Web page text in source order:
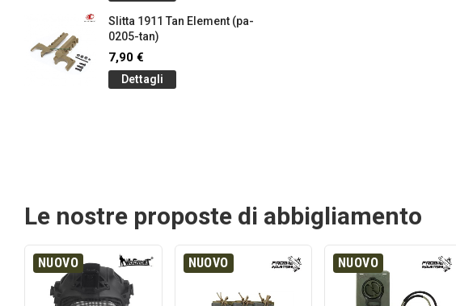
Slitta 1911 Tan Element (pa-
0205-tan)
7,90 €
Dettagli
Le nostre proposte di abbigliamento
NUOVO NUOVO NUOVO